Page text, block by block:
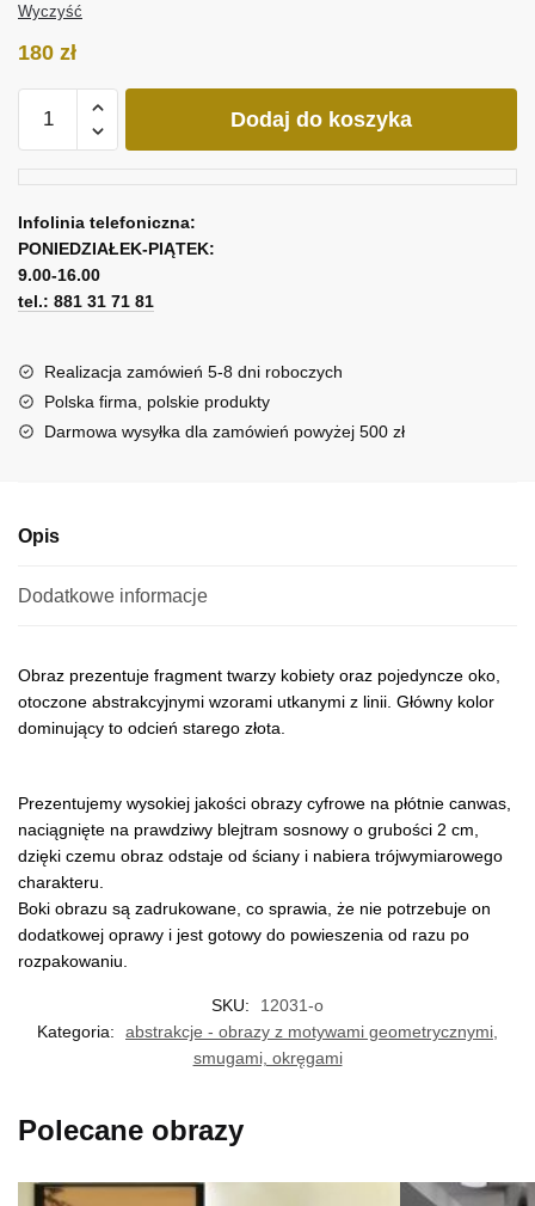
Wyczyść
180 zł
Obraz
-
abstrakcja
Dodaj do koszyka
Infolinia telefoniczna:
PONIEDZIAŁEK-PIĄTEK:
9.00-16.00
tel.: 881 31 71 81
Realizacja zamówień 5-8 dni roboczych
Polska firma, polskie produkty
Darmowa wysyłka dla zamówień powyżej 500 zł
Opis
Dodatkowe informacje
Obraz prezentuje fragment twarzy kobiety oraz pojedyncze oko,
otoczone abstrakcyjnymi wzorami utkanymi z linii. Główny kolor
dominujący to odcień starego złota.
Prezentujemy wysokiej jakości obrazy cyfrowe na płótnie canwas,
naciągnięte na prawdziwy blejtram sosnowy o grubości 2 cm,
dzięki czemu obraz odstaje od ściany i nabiera trójwymiarowego
charakteru.
Boki obrazu są zadrukowane, co sprawia, że nie potrzebuje on
dodatkowej oprawy i jest gotowy do powieszenia od razu po
rozpakowaniu.
SKU:
12031-o
Kategoria:
abstrakcje - obrazy z motywami geometrycznymi,
smugami, okręgami
Polecane obrazy